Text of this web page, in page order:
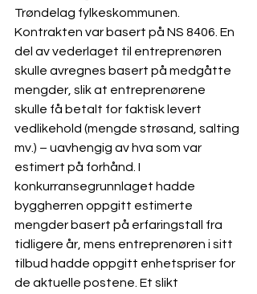
Trøndelag fylkeskommunen.
Kontrakten var basert på NS 8406. En
del av vederlaget til entreprenøren
skulle avregnes basert på medgåtte
mengder, slik at entreprenørene
skulle få betalt for faktisk levert
vedlikehold (mengde strøsand, salting
mv.) – uavhengig av hva som var
estimert på forhånd. I
konkurransegrunnlaget hadde
byggherren oppgitt estimerte
mengder basert på erfaringstall fra
tidligere år, mens entreprenøren i sitt
tilbud hadde oppgitt enhetspriser for
de aktuelle postene. Et slikt